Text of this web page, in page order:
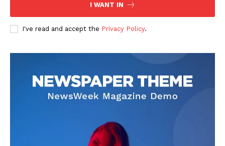
I WANT IN
I've read and accept the Privacy Policy.